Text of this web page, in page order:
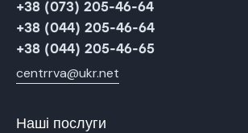
+38 (073) 205-46-64
+38 (044) 205-46-64
+38 (044) 205-46-65
centrrva@ukr.net
Наші послуги